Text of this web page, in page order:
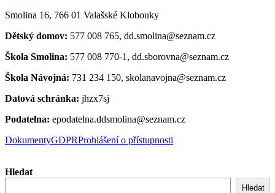
Smolina 16, 766 01 Valašské Klobouky
Dětský domov: 577 008 765, dd.smolina@seznam.cz
Škola Smolina: 577 008 770-1, dd.sborovna@seznam.cz
Škola Návojná: 731 234 150, skolanavojna@seznam.cz
Datová schránka: jhzx7sj
Podatelna: epodatelna.ddsmolina@seznam.cz
DokumentyGDPRProhlášení o přístupnosti
Hledat
Hledat